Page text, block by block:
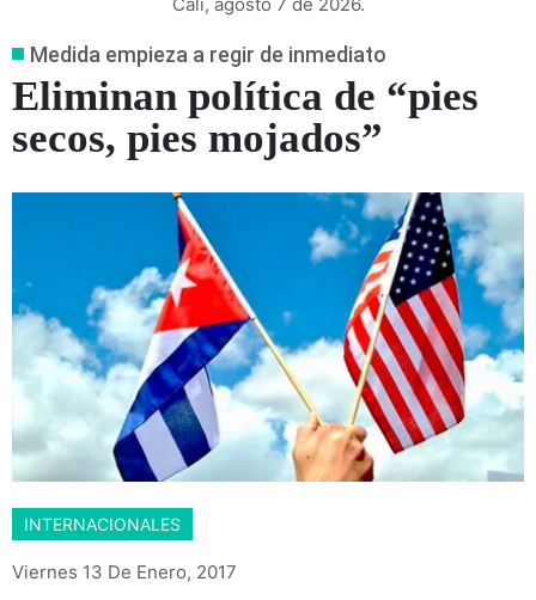
Medida empieza a regir de inmediato
Eliminan política de “pies
secos, pies mojados”
INTERNACIONALES
Viernes 13 De Enero, 2017